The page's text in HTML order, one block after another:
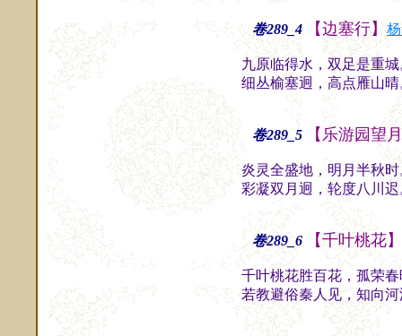
卷289_4 【边塞行】
九原临得水，双足是重
细丛榆塞迥，高点雁山
卷289_5 【乐游园望
炎灵全盛地，明月半秋
彩凝双月迥，轮度八川
卷289_6 【千叶桃花】
千叶桃花胜百花，孤荣
若教避俗秦人见，知向